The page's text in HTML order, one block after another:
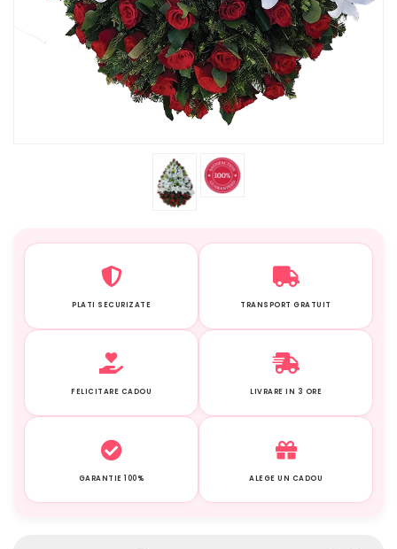
PLATI SECURIZATE TRANSPORT GRATUIT
FELICITARE CADOU LIVRARE IN 3 ORE
GARANTIE 100% ALEGE UN CADOU